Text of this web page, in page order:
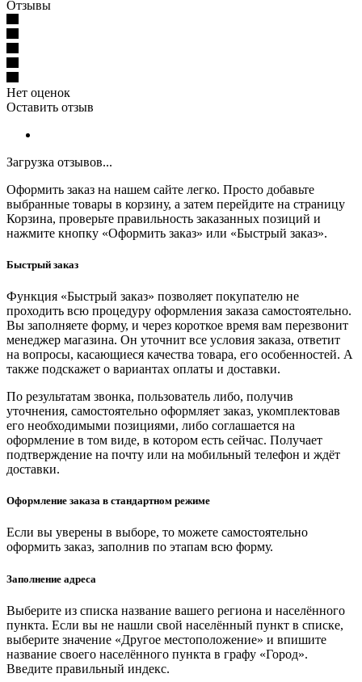
Отзывы
Нет оценок
Оставить отзыв
Загрузка отзывов...
Оформить заказ на нашем сайте легко. Просто добавьте
выбранные товары в корзину, а затем перейдите на страницу
Корзина, проверьте правильность заказанных позиций и
нажмите кнопку «Оформить заказ» или «Быстрый заказ».
Быстрый заказ
Функция «Быстрый заказ» позволяет покупателю не
проходить всю процедуру оформления заказа самостоятельно.
Вы заполняете форму, и через короткое время вам перезвонит
менеджер магазина. Он уточнит все условия заказа, ответит
на вопросы, касающиеся качества товара, его особенностей. А
также подскажет о вариантах оплаты и доставки.
По результатам звонка, пользователь либо, получив
уточнения, самостоятельно оформляет заказ, укомплектовав
его необходимыми позициями, либо соглашается на
оформление в том виде, в котором есть сейчас. Получает
подтверждение на почту или на мобильный телефон и ждёт
доставки.
Оформление заказа в стандартном режиме
Если вы уверены в выборе, то можете самостоятельно
оформить заказ, заполнив по этапам всю форму.
Заполнение адреса
Выберите из списка название вашего региона и населённого
пункта. Если вы не нашли свой населённый пункт в списке,
выберите значение «Другое местоположение» и впишите
название своего населённого пункта в графу «Город».
Введите правильный индекс.